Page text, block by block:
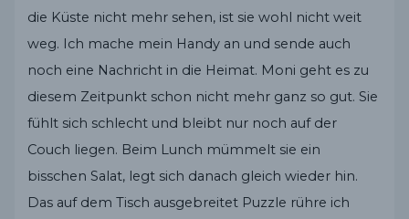
die Küste nicht mehr sehen, ist sie wohl nicht weit
weg. Ich mache mein Handy an und sende auch
noch eine Nachricht in die Heimat. Moni geht es zu
diesem Zeitpunkt schon nicht mehr ganz so gut. Sie
fühlt sich schlecht und bleibt nur noch auf der
Couch liegen. Beim Lunch mümmelt sie ein
bisschen Salat, legt sich danach gleich wieder hin.
Das auf dem Tisch ausgebreitet Puzzle rühre ich